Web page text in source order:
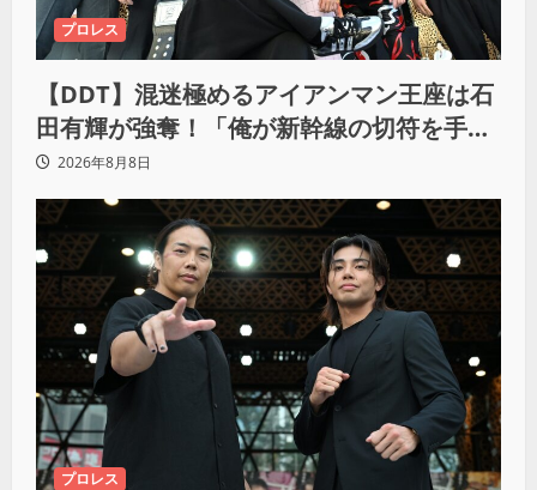
プロレス
【DDT】混迷極めるアイアンマン王座は石
田有輝が強奪！「俺が新幹線の切符を手に
入れるからな！逃げ切るぞ」
2026年8月8日
プロレス